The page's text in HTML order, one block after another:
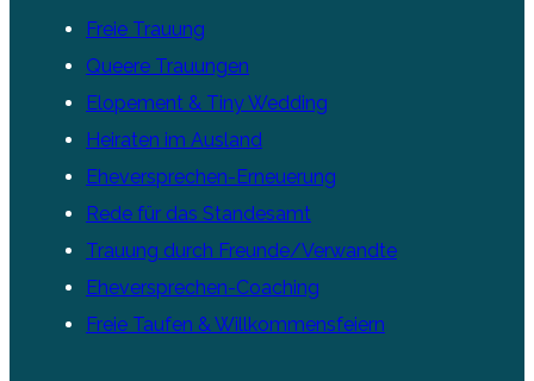
Freie Trauung
Queere Trauungen
Elopement & Tiny Wedding
Heiraten im Ausland
Eheversprechen-Erneuerung
Rede für das Standesamt
Trauung durch Freunde/Verwandte
Eheversprechen-Coaching
Freie Taufen & Willkommensfeiern